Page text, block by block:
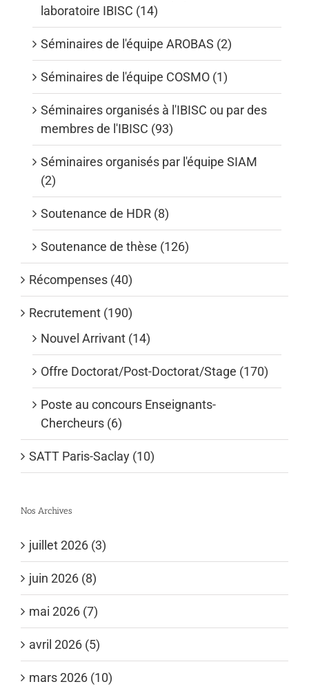
laboratoire IBISC (14)
Séminaires de l'équipe AROBAS (2)
Séminaires de l'équipe COSMO (1)
Séminaires organisés à l'IBISC ou par des
membres de l'IBISC (93)
Séminaires organisés par l'équipe SIAM
(2)
Soutenance de HDR (8)
Soutenance de thèse (126)
Récompenses (40)
Recrutement (190)
Nouvel Arrivant (14)
Offre Doctorat/Post-Doctorat/Stage (170)
Poste au concours Enseignants-
Chercheurs (6)
SATT Paris-Saclay (10)
Nos Archives
juillet 2026 (3)
juin 2026 (8)
mai 2026 (7)
avril 2026 (5)
mars 2026 (10)